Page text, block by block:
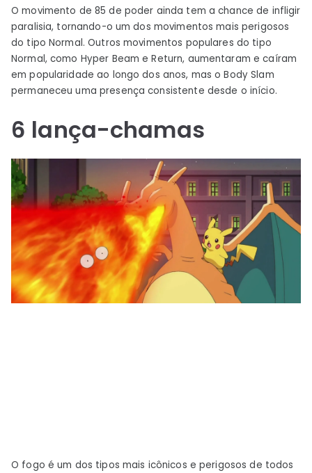
O movimento de 85 de poder ainda tem a chance de infligir
paralisia, tornando-o um dos movimentos mais perigosos
do tipo Normal. Outros movimentos populares do tipo
Normal, como Hyper Beam e Return, aumentaram e caíram
em popularidade ao longo dos anos, mas o Body Slam
permaneceu uma presença consistente desde o início.
6 lança-chamas
O fogo é um dos tipos mais icônicos e perigosos de todos